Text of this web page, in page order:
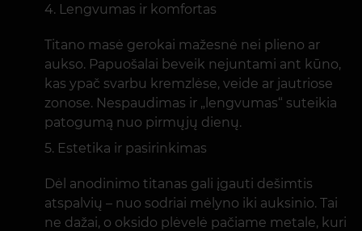
Lengvumas ir komfortas
Titano masė gerokai mažesnė nei plieno ar
aukso. Papuošalai beveik nejuntami ant kūno,
kas ypač svarbu kremzlėse, veide ar jautriose
zonose. Nespaudimas ir „lengvumas“ suteikia
patogumą nuo pirmųjų dienų.
Estetika ir pasirinkimas
Dėl anodinimo titanas gali įgauti dešimtis
atspalvių – nuo sodriai mėlyno iki auksinio. Tai
ne dažai, o oksido plėvelė pačiame metale, kuri